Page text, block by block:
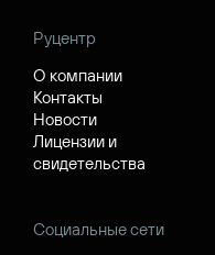
Руцентр
О компании
Контакты
Новости
Лицензии и
свидетельства
Социальные сети